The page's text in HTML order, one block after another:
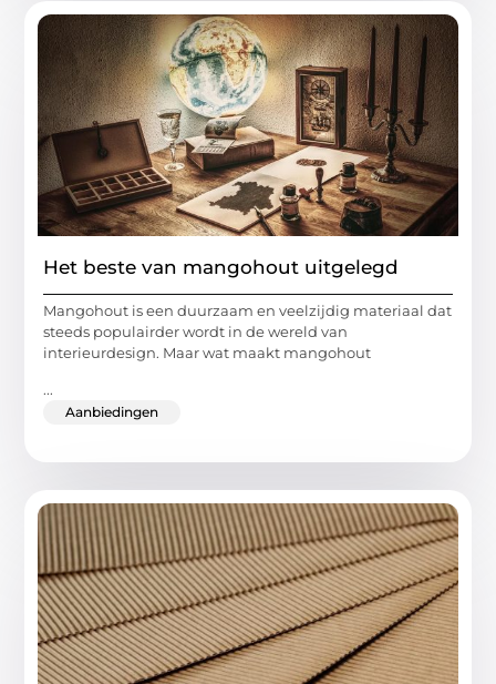
Het beste van mangohout uitgelegd
Mangohout is een duurzaam en veelzijdig materiaal dat
steeds populairder wordt in de wereld van
interieurdesign. Maar wat maakt mangohout
...
Aanbiedingen